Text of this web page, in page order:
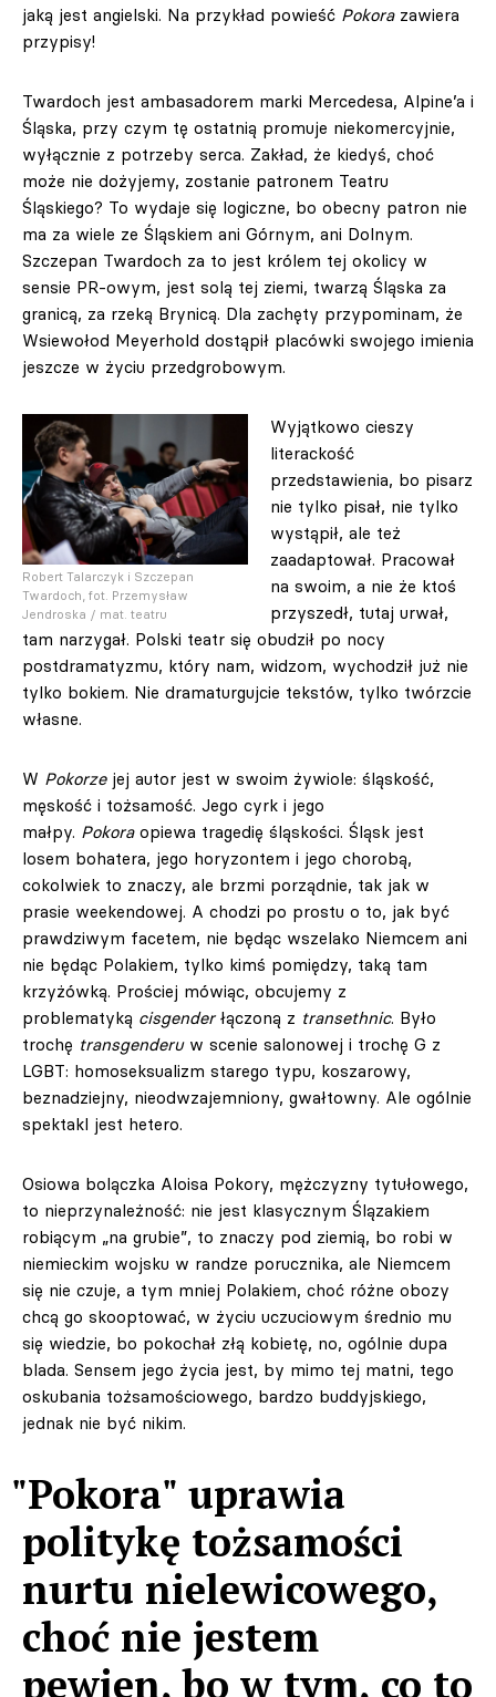
jaką jest angielski. Na przykład powieść Pokorazawiera
przypisy!
Twardoch jest ambasadorem marki Mercedesa, Alpine’a i
Śląska, przy czym tę ostatnią promuje niekomercyjnie,
wyłącznie z potrzeby serca. Zakład, że kiedyś, choć
może nie dożyjemy, zostanie patronem Teatru
Śląskiego? To wydaje się logiczne, bo obecny patron nie
ma za wiele ze Śląskiem ani Górnym, ani Dolnym.
Szczepan Twardoch za to jest królem tej okolicy w
sensie PR-owym, jest solą tej ziemi, twarzą Śląska za
granicą, za rzeką Brynicą. Dla zachęty przypominam, że
Wsiewołod Meyerhold dostąpił placówki swojego imienia
jeszcze w życiu przedgrobowym.
Robert Talarczyk i Szczepan
Twardoch, fot. Przemysław
Jendroska / mat. teatru
Wyjątkowo cieszy
literackość
przedstawienia, bo pisarz
nie tylko pisał, nie tylko
wystąpił, ale też
zaadaptował. Pracował
na swoim, a nie że ktoś
przyszedł, tutaj urwał,
tam narzygał. Polski teatr się obudził po nocy
postdramatyzmu, który nam, widzom, wychodził już nie
tylko bokiem. Nie dramaturgujcie tekstów, tylko twórzcie
własne.
W Pokorzejej autor jest w swoim żywiole: śląskość,
męskość i tożsamość. Jego cyrk i jego
małpy. Pokoraopiewa tragedię śląskości. Śląsk jest
losem bohatera, jego horyzontem i jego chorobą,
cokolwiek to znaczy, ale brzmi porządnie, tak jak w
prasie weekendowej. A chodzi po prostu o to, jak być
prawdziwym facetem, nie będąc wszelako Niemcem ani
nie będąc Polakiem, tylko kimś pomiędzy, taką tam
krzyżówką. Prościej mówiąc, obcujemy z
problematyką cisgenderłączoną z transethnic. Było
trochę transgenderuw scenie salonowej i trochę G z
LGBT: homoseksualizm starego typu, koszarowy,
beznadziejny, nieodwzajemniony, gwałtowny. Ale ogólnie
spektakl jest hetero.
Osiowa bolączka Aloisa Pokory, mężczyzny tytułowego,
to nieprzynależność: nie jest klasycznym Ślązakiem
robiącym „na grubie”, to znaczy pod ziemią, bo robi w
niemieckim wojsku w randze porucznika, ale Niemcem
się nie czuje, a tym mniej Polakiem, choć różne obozy
chcą go skooptować, w życiu uczuciowym średnio mu
się wiedzie, bo pokochał złą kobietę, no, ogólnie dupa
blada. Sensem jego życia jest, by mimo tej matni, tego
oskubania tożsamościowego, bardzo buddyjskiego,
jednak nie być nikim.
"Pokora" uprawia
politykę tożsamości
nurtu nielewicowego,
choć nie jestem
pewien, bo w tym, co to